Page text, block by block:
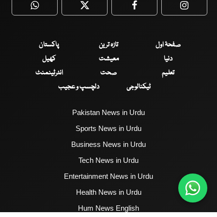
WhatsApp Twitter Facebook
صفحۂ اول تازہ ترین
پاکستان
دنیا
معیشت
کھیل
تعلیم
صحت
انٹرٹینمنٹ
ٹیکنالوجی
دلچسپ و عجیب
Pakistan News in Urdu
Sports News in Urdu
Business News in Urdu
Tech News in Urdu
Entertainment News in Urdu
Health News in Urdu
Hum News English